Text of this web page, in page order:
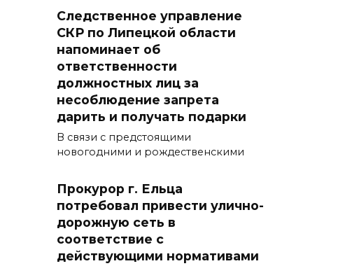
Следственное управление
СКР по Липецкой области
напоминает об
ответственности
должностных лиц за
несоблюдение запрета
дарить и получать подарки
В связи с предстоящими
новогодними и рождественскими
Прокурор г. Ельца
потребовал привести улично-
дорожную сеть в
соответствие с
действующими нормативами